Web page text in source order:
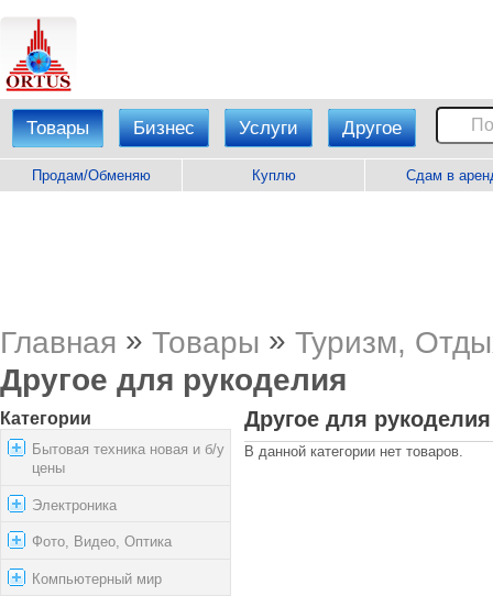
Товары Бизнес Услуги Другое
Продам/Обменяю Куплю Сдам в
Главная » Товары » Туризм,
Другое для рукоделия
Категории
Бытовая техника новая и б/у
цены
Электроника
Фото, Видео, Оптика
Компьютерный мир
Другое для рукоделия
В данной категории нет товаров.